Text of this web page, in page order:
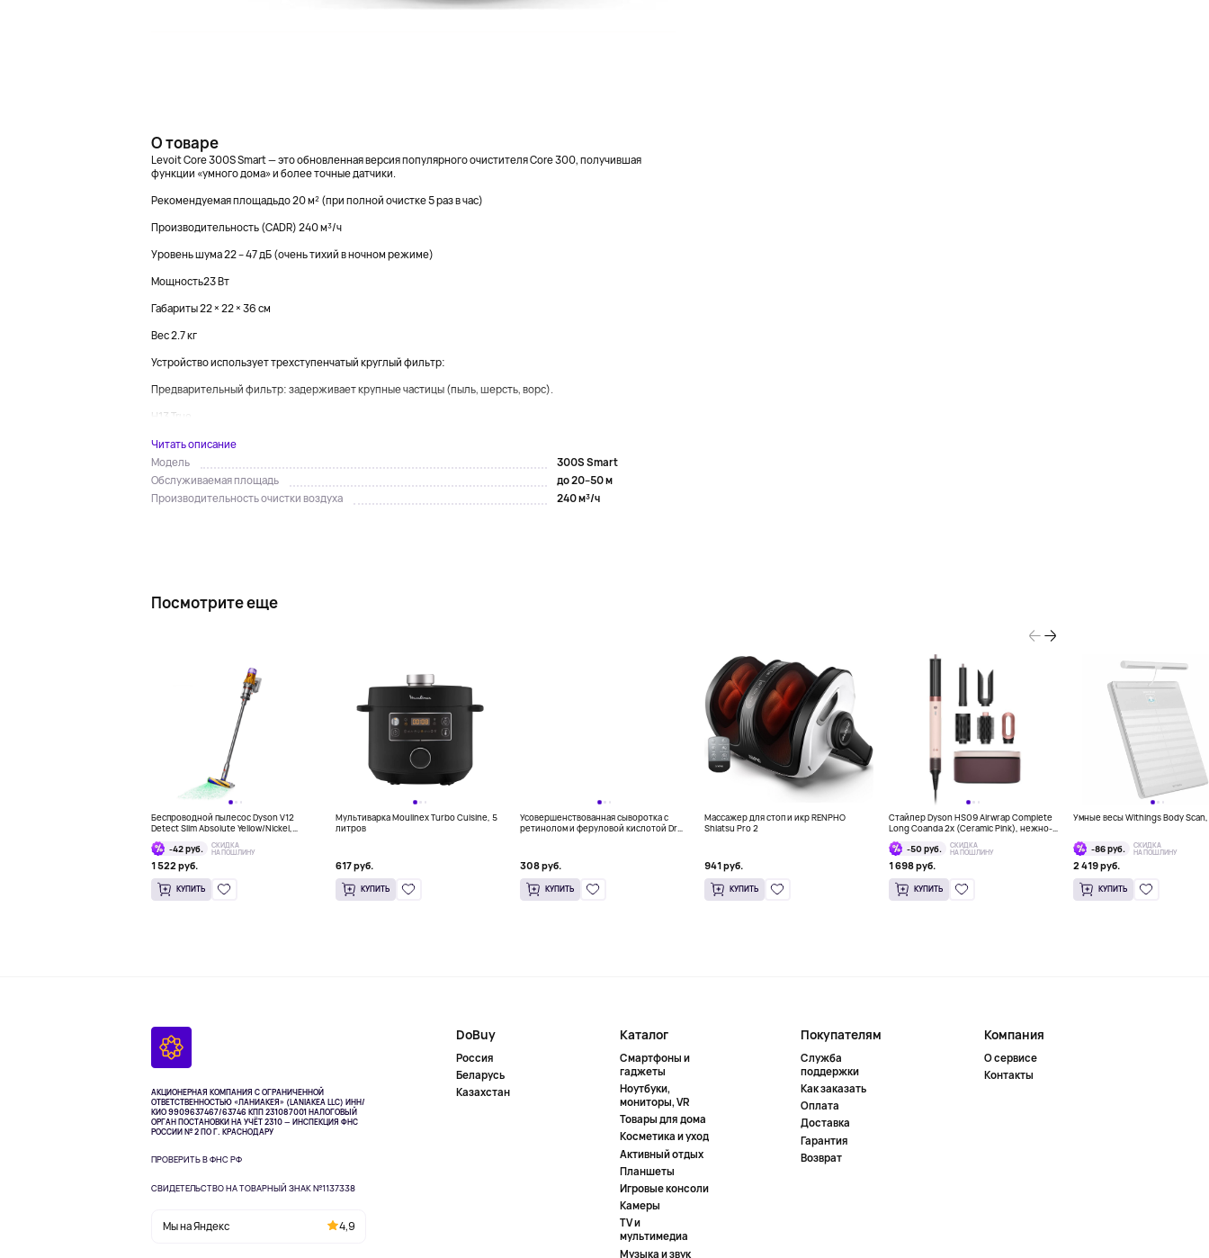
О товаре
Levoit Core 300S Smart — это обновленная версия популярного очистителя Core 300, получившая
функции «умного дома» и более точные датчики.
Рекомендуемая площадьдо 20 м² (при полной очистке 5 раз в час)
Производительность (CADR) 240 м³/ч
Уровень шума 22 – 47 дБ (очень тихий в ночном режиме)
Мощность23 Вт
Габариты 22 × 22 × 36 см
Вес 2.7 кг
Устройство использует трехступенчатый круглый фильтр:
Предварительный фильтр: задерживает крупные частицы (пыль, шерсть, ворс).
H13 True...
Читать описание
Модель
300S Smart
Обслуживаемая площадь
до 20–50 м
Производительность очистки воздуха
240 м³/ч
Посмотрите еще
Беспроводной пылесос Dyson V12
Detect Slim Absolute Yellow/Nickel,
серый
-42 руб.
СКИДКА
НА ПОШЛИНУ
1 522 руб.
КУПИТЬ
Мультиварка Moulinex Turbo Cuisine, 5
литров
617 руб.
КУПИТЬ
Усовершенствованная сыворотка с
ретинолом и феруловой кислотой Dr
308 руб.
КУПИТЬ
Массажер для стоп и икр RENPHO
Shiatsu Pro 2
941 руб.
КУПИТЬ
Стайлер Dyson HS09 Airwrap Complete
Long Coanda 2x (Ceramic Pink), нежно-
розовый
-50 руб.
СКИДКА
НА ПОШЛИНУ
1 698 руб.
КУПИТЬ
Умные весы Withings Body
-86 руб.
СКИДКА
НА ПОШЛИНУ
2 419 руб.
КУПИТЬ
АКЦИОНЕРНАЯ КОМПАНИЯ С ОГРАНИЧЕННОЙ
ОТВЕТСТВЕННОСТЬЮ «ЛАНИАКЕЯ» (LANIAKEA LLC) ИНН/
КИО 9909637467/63746 КПП 231087001НАЛОГОВЫЙ
ОРГАН ПОСТАНОВКИ НА УЧЁТ 2310 — ИНСПЕКЦИЯ ФНС
РОССИИ № 2 ПО Г. КРАСНОДАРУ
ПРОВЕРИТЬ В ФНС РФ
СВИДЕТЕЛЬСТВО НА ТОВАРНЫЙ ЗНАК №1137338
Мы на Яндекс 4,9
DoBuy
Россия
Беларусь
Казахстан
Каталог
Смартфоны и
гаджеты
Ноутбуки,
мониторы, VR
Товары для дома
Косметика и уход
Активный отдых
Планшеты
Игровые консоли
Камеры
TV и
мультимедиа
Музыка и звук
Покупателям
Служба
поддержки
Как заказать
Оплата
Доставка
Гарантия
Возврат
Компания
О сервисе
Контакты